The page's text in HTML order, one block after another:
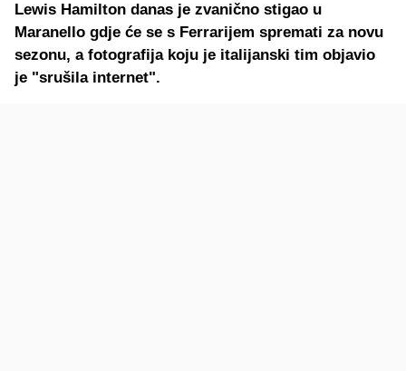
Lewis Hamilton danas je zvanično stigao u
Maranello gdje će se s Ferrarijem spremati za novu
sezonu, a fotografija koju je italijanski tim objavio
je "srušila internet".